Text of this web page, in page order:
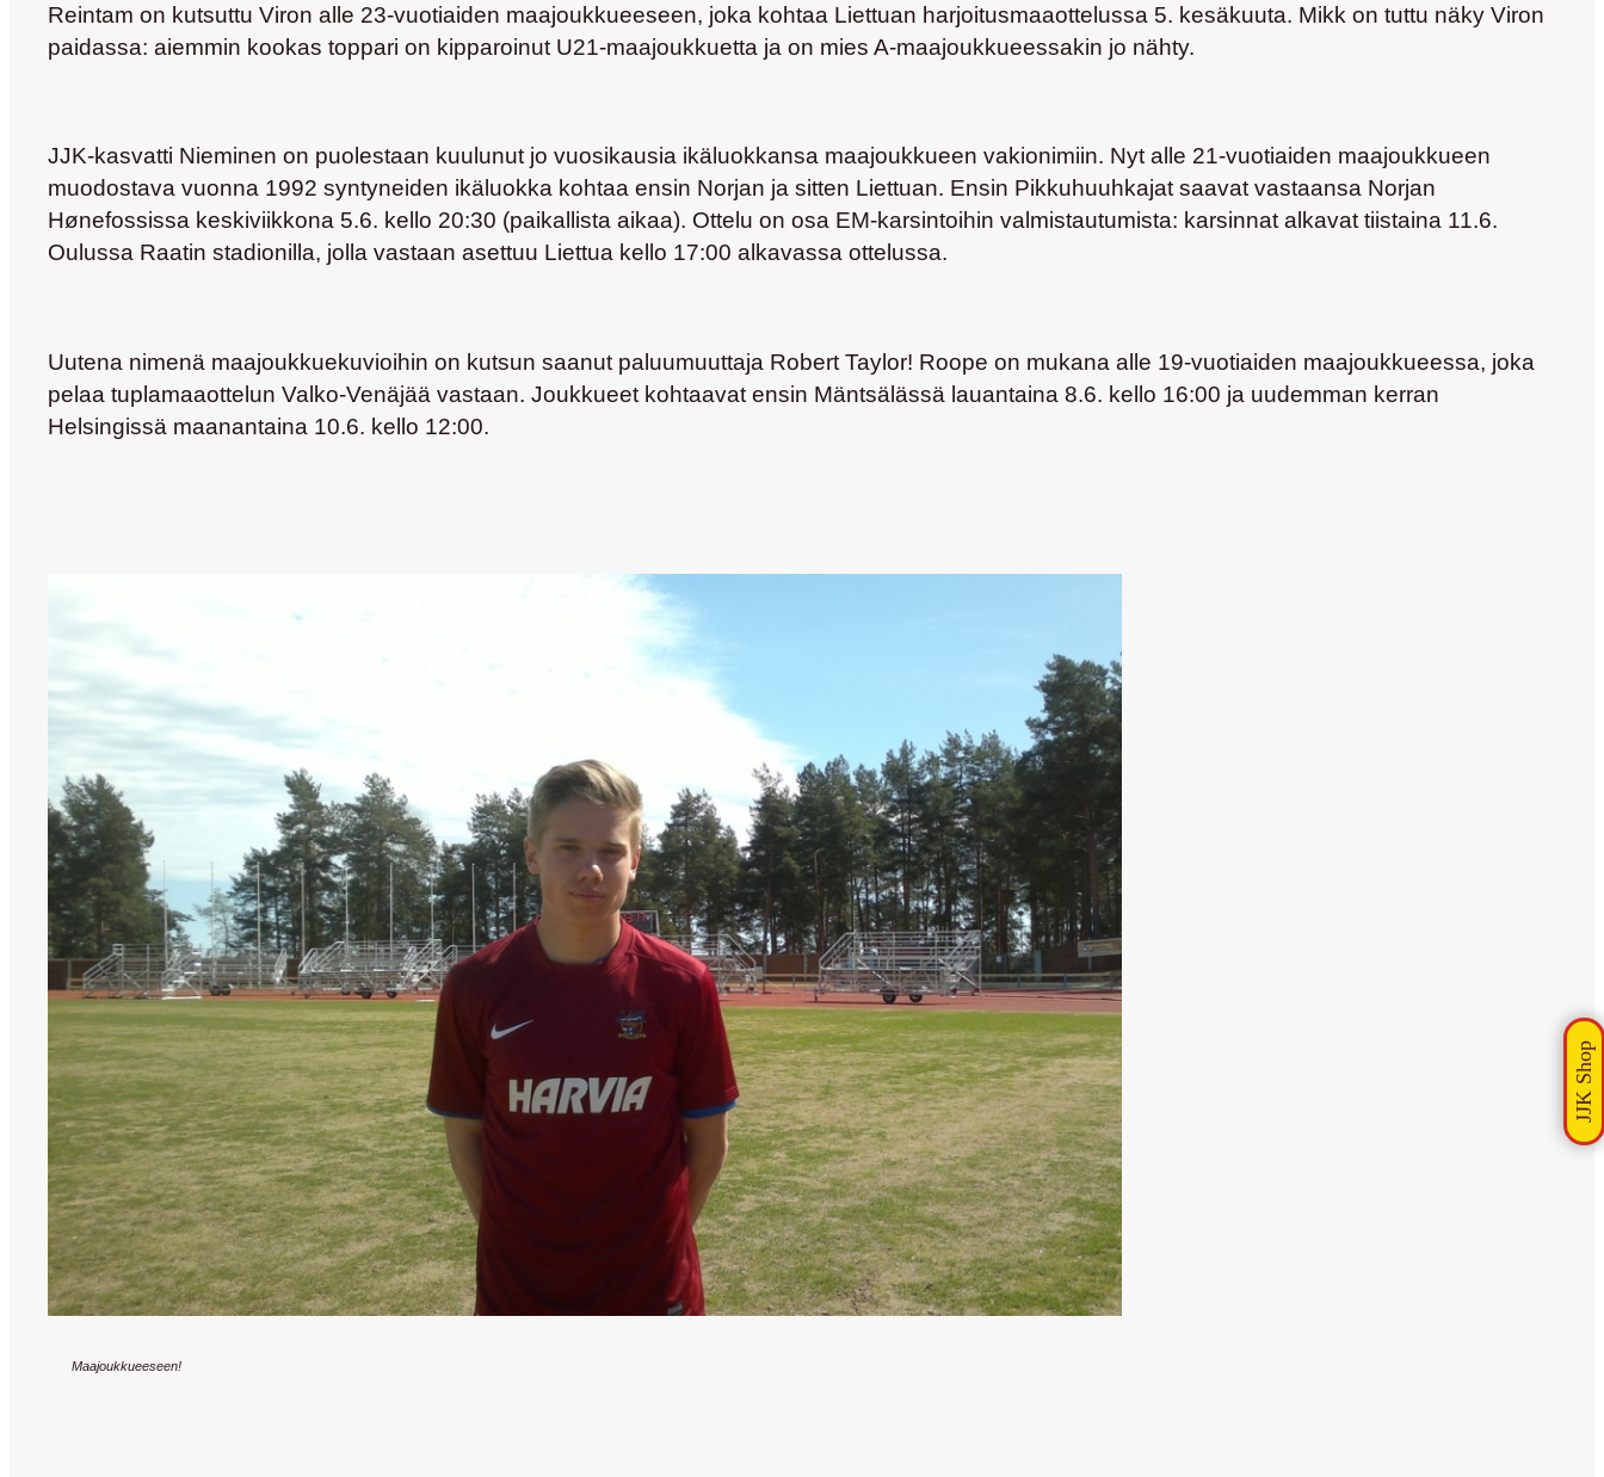
Reintam on kutsuttu Viron alle 23-vuotiaiden maajoukkueeseen, joka kohtaa Liettuan harjoitusmaaottelussa 5. kesäkuuta. Mikk on tuttu näky Viron
paidassa: aiemmin kookas toppari on kipparoinut U21-maajoukkuetta ja on mies A-maajoukkueessakin jo nähty.
JJK-kasvatti Nieminen on puolestaan kuulunut jo vuosikausia ikäluokkansa maajoukkueen vakionimiin. Nyt alle 21-vuotiaiden maajoukkueen
muodostava vuonna 1992 syntyneiden ikäluokka kohtaa ensin Norjan ja sitten Liettuan. Ensin Pikkuhuuhkajat saavat vastaansa Norjan
Hønefossissa keskiviikkona 5.6. kello 20:30 (paikallista aikaa). Ottelu on osa EM-karsintoihin valmistautumista: karsinnat alkavat tiistaina 11.6.
Oulussa Raatin stadionilla, jolla vastaan asettuu Liettua kello 17:00 alkavassa ottelussa.
Uutena nimenä maajoukkuekuvioihin on kutsun saanut paluumuuttaja Robert Taylor! Roope on mukana alle 19-vuotiaiden maajoukkueessa, joka
pelaa tuplamaaottelun Valko-Venäjää vastaan. Joukkueet kohtaavat ensin Mäntsälässä lauantaina 8.6. kello 16:00 ja uudemman kerran
Helsingissä maanantaina 10.6. kello 12:00.
Maajoukkueeseen!